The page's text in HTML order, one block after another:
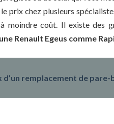
prix chez plusieurs
moindre coût. Il existe des
Renault Egeus comme
remplacement de pare-